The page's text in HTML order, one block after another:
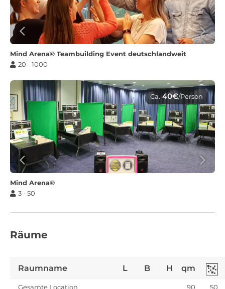
Mind Arena® Teambuilding Event deutschlandweit
20 - 1000
Ca. 40€/Person
Mind Arena®
3 - 50
Räume
Raumname L B H qm
Gesamte Location 90 50